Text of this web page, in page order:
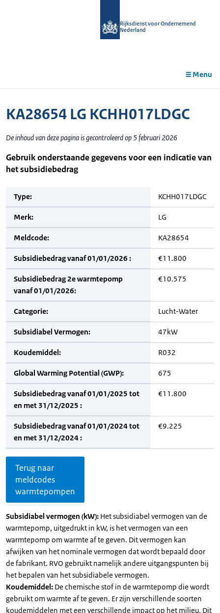
Rijksdienst voor Ondernemend
Nederland
Menu
KA28654 LG KCHH017LDGC
De inhoud van deze pagina is gecontroleerd op 5 februari 2026
Gebruik onderstaande gegevens voor een indicatie van
het subsidiebedrag
Type: KCHH017LDGC
Merk: LG
Meldcode: KA28654
Subsidiebedrag vanaf 01/01/2026 : €11.800
Subsidiebedrag 2e warmtepomp
vanaf 01/01/2026:
€10.575
Categorie: Lucht-Water
Subsidiabel Vermogen: 47kW
Koudemiddel: R032
Global Warming Potential (GWP): 675
Subsidiebedrag vanaf 01/01/2025 tot
en met 31/12/2025 :
€11.800
Subsidiebedrag vanaf 01/01/2024 tot
en met 31/12/2024 :
€9.225
Terug naar
meldcodes
warmtepompen
Subsidiabel vermogen (kW): Het subsidiabel vermogen van de
warmtepomp, uitgedrukt in kW, is het vermogen van een
warmtepomp om warmte af te geven. Dit vermogen kan
afwijken van het nominale vermogen dat wordt bepaald door
de fabrikant. RVO gebruikt namelijk andere uitgangspunten bij
het bepalen van het subsidiabele vermogen.
Koudemiddel: De chemische stof in de warmtepomp die wordt
gebruikt om warmte af te geven. Er zijn verschillende soorten
koudemiddelen met een verschillende impact op het milieu. Dit